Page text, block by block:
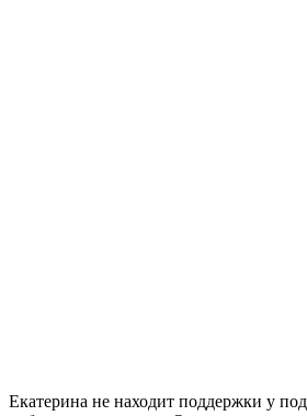
Екатерина не находит поддержки у